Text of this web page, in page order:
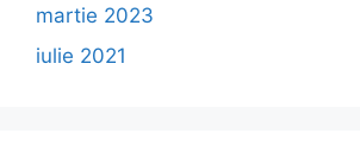
martie 2023
iulie 2021